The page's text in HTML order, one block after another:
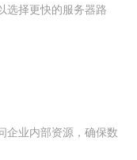
选择更快的服务器路
企业内部资源，确保数